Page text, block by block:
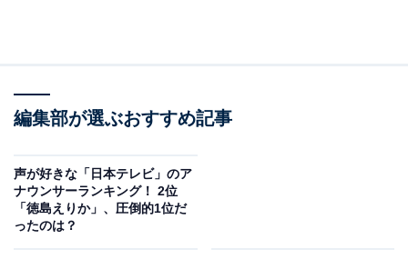
中継も担当するなど、幅広い活躍を見せる男性アナウン
サーです。プライベートでは「ギター・ドラム・ベース
自由回答を見ると「他の出演者とのやり取りが面白い」
（30代女性／宮城県）や、「スッキリを見ていて、年齢
編集部が選ぶおすすめ記事
声が好きな「日本テレビ」のア
ナウンサーランキング！ 2位
「徳島えりか」、圧倒的1位だ
ったのは？